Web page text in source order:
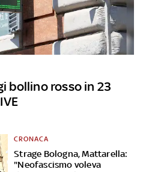
bollino rosso in 23
Strage Bologna, Mattarella:
"Neofascismo voleva
CRONACA